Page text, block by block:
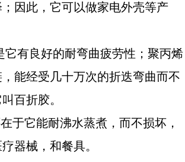
因此，它可以做家电外壳等产
它有良好的耐弯曲疲劳性；聚丙烯
能经受几十万次的折迭弯曲而不
百折胶。
于它能耐沸水蒸煮，而不损坏，
器械，和餐具。